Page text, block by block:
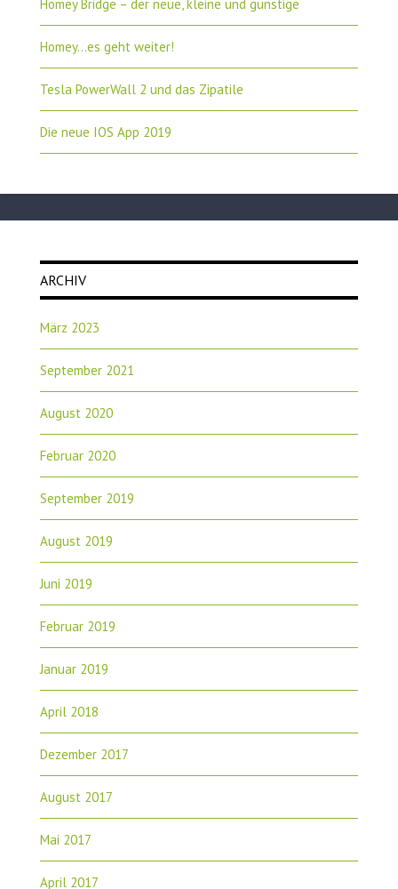
Homey Bridge – der neue, kleine und günstige
Homey…es geht weiter!
Tesla PowerWall 2 und das Zipatile
Die neue IOS App 2019
ARCHIV
März 2023
September 2021
August 2020
Februar 2020
September 2019
August 2019
Juni 2019
Februar 2019
Januar 2019
April 2018
Dezember 2017
August 2017
Mai 2017
April 2017